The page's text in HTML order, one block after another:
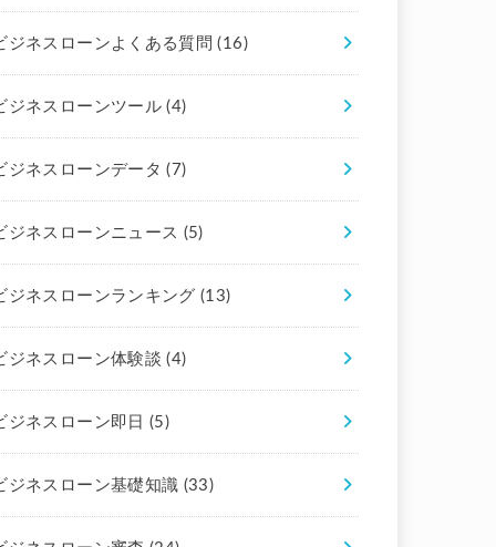
ジネスローンよくある質問(16)
ジネスローンツール(4)
ジネスローンデータ(7)
ジネスローンニュース (5)
ジネスローンランキング(13)
ジネスローン体験談(4)
ジネスローン即日 (5)
ジネスローン基礎知識 (33)